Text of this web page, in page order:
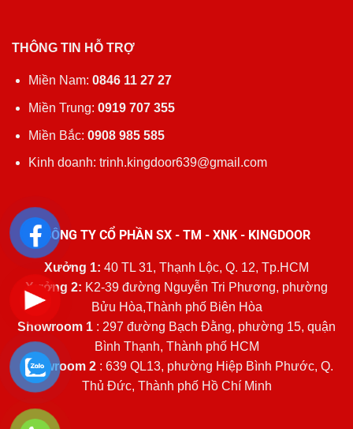
THÔNG TIN HỖ TRỢ
Miền Nam: 0846 11 27 27
Miền Trung: 0919 707 355
Miền Bắc: 0908 985 585
Kinh doanh: trinh.kingdoor639@gmail.com
CÔNG TY CỔ PHẦN SX - TM - XNK - KINGDOOR
Xưởng 1: 40 TL 31, Thạnh Lộc, Q. 12, Tp.HCM
Xưởng 2: K2-39 đường Nguyễn Tri Phương, phường
Bửu Hòa,Thành phố Biên Hòa
Showroom 1 : 297 đường Bạch Đằng, phường 15, quận
Bình Thạnh, Thành phố HCM
Showroom 2: 639 QL13, phường Hiệp Bình Phước, Q.
Thủ Đức, Thành phố Hồ Chí Minh